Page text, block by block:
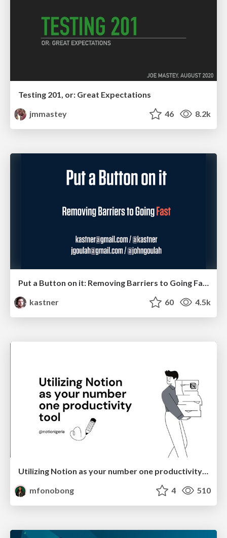
Testing 201, or: Great Expectations
jmmastey
46 8.2k
Put a Button on it: Removing Barriers to Going Fast.
kastner
60 4.5k
Utilizing Notion as your number one productivity tool
mfonobong
4 510